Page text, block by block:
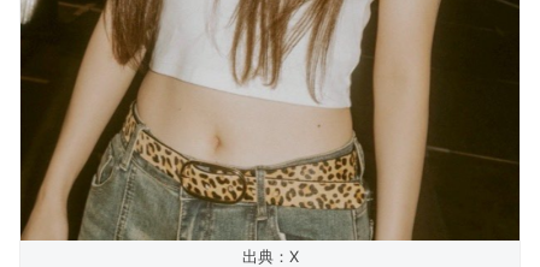
出典：X